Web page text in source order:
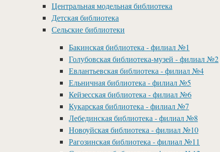
Центральная модельная библиотека
Детская библиотека
Сельские библиотеки
Бакинская библиотека - филиал №1
Голубовская библиотека-музей - филиал №2
Евлантьевская библиотека - филиал №4
Ельничная библиотека - филиал №5
Кейзесская библиотека - филиал №6
Кукарская библиотека - филиал №7
Лебединская библиотека - филиал №8
Новоуйская библиотека - филиал №10
Рагозинская библиотека - филиал №11